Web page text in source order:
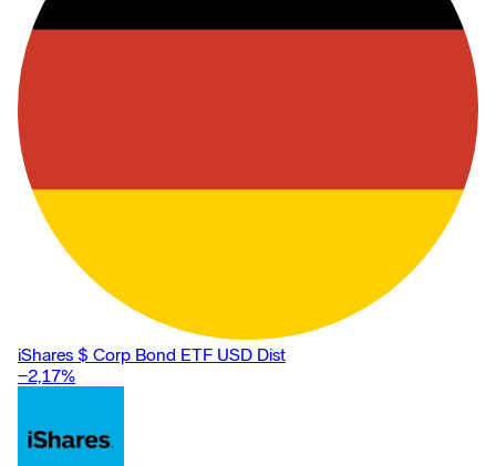
iShares $ Corp Bond ETF USD Dist
−2,17%